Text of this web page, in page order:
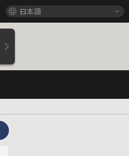
日本語